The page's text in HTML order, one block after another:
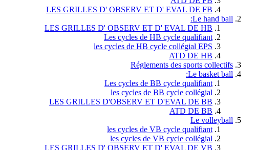
LES GRILLES D' OBSERV ET D' EVAL DE FB
Le hand ball:
LES GRILLES D' OBSERV ET D' EVAL DE HB
Les cycles de HB cycle qualifiant
les cycles de HB cycle collégial EPS
ATD DE HB
Réglements des sports collectifs
Le basket ball:
Les cycles de BB cycle qualifiant
les cycles de BB cycle collégial
LES GRILLES D'OBSERV ET D'EVAL DE BB
ATD DE BB
Le volleyball
les cycles de VB cycle qualifiant
les cycles de VB cycle collégial
LES GRILLES D' OBSERV ET D' EVAL DE VB